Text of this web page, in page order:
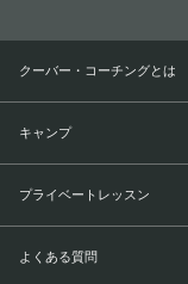
クーバー・コーチングとは
キャンプ
プライベートレッスン
よくある質問